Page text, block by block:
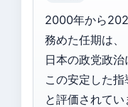
2000年から
務めた任期は、
日本の政党政治
この安定した
と評価されてい